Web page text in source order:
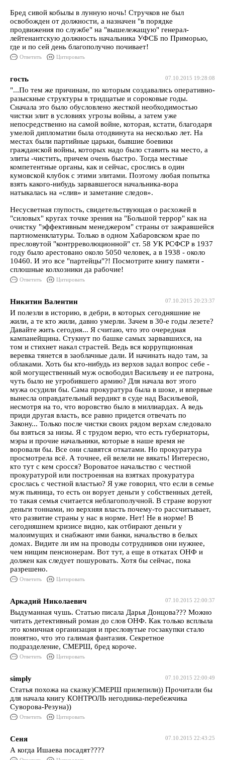
Бред сивой кобылы в лунную ночь! Стручков не был
освобожден от должности, а назначен "в порядке
продвижения по службе" на "вышележащую" генерал-
лейтенантскую должность начальника УФСБ по Приморью,
где и по сей день благополучно почивает!
Ответить Цитировать
07.10.2015 19:28:08
гость
"...По тем же причинам, по которым создавались оперативно-
разыскные структуры в тридцатые и сороковые годы.
Сначала это было обусловлено жесткой необходимостью
чистки элит в условиях угрозы войны, а затем уже
непосредственно на самой войне, которая, кстати, благодаря
умелой дипломатии была отодвинута на несколько лет. На
местах были партийные царьки, бывшие боевики
гражданской войны, которых надо было ставить на место, а
элиты -чистить, причем очень быстро. Тогда местные
компетентные органы, как и сейчас, срослись в один
кумовской клубок с этими элитами. Поэтому любая попытка
взять какого-нибудь зарвавшегося начальника-вора
натыкалась на «слив» и заметание следов».
Несусветная глупость, свидетельствующая о расхожей в
"силовых" кругах точке зрения на "Большой террор" как на
очистку "эффективным менеджером" страны от зажравшейся
партноменклатуры. Только в одном Хабаровском крае по
пресловутой "контрреволюционной" ст. 58 УК РСФСР в 1937
году было арестовано около 5050 человек, а в 1938 - около
10460. И это все "партейцы"?! Посмотрите книгу памяти -
сплошные колхозники да рабочие!
Ответить Цитировать
07.10.2015 20:23:37
Никитин Валентин
И полезли в историю, в дебри, в которых сегодняшние не
жили, а те кто жили, давно умерли. Зачем в 30-е годы лезете?
Давайте жить сегодня... Я считаю, что это очередная
кампанейщина. Стукнут по башке самых зарвавшихся, на
том и стихнет накал страстей. Ведь вся коррупционная
веревка тянется в заоблачные дали. И начинать надо там, за
облаками. Хоть бы кто-нибудь из верхов задал вопрос себе -
кой могущественный муж освободил Васильеву и ее патрона,
чуть было не угробившего армию? Для начала вот этого
мужа осудили бы. Сама прокуратура была в шоке, и впервые
вынесла оправдательный вердикт в суде над Васильевой,
несмотря на то, что воровство было в миллиардах. А ведь
приди другая власть, все равно придется отвечать по
Закону... Только после чистки своих рядом верхам следовало
бы взяться за низы. Я с трудом верю, что есть губернаторы,
мэры и прочие начальники, которые в наше время не
воровали бы. Все они славятся откатами. Но прокуратура
просмотрела всё. А точнее, ей велели не вякать! Интересно,
кто тут с кем сросся? Вороватое начальство с честной
прокуратурой или построенная на взятках прокуратура
срослась с честной властью? Я уже говорил, что если в семье
муж пьяница, то есть он ворует деньги у собственных детей,
то такая семья считается неблагополучной. В стране воруют
деньги тоннами, но верхняя власть почему-то рассчитывает,
что развитие страны у нас в норме. Нет! Не в норме! В
сегодняшнем кризисе видно, как отбирают деньги у
малоимущих и снабжают ими банки, начальство в белых
домах. Видите ли им на проводы сотрудников они нужнее,
чем нищим пенсионерам. Вот тут, а еще в откатах ОНФ и
должен как следует пошуровать. Хотя бы сейчас, пока
разрешено.
Ответить Цитировать
07.10.2015 22:00:37
Аркадий Николаевич
Выдуманная чушь. Статью писала Дарья Донцова??? Можно
читать детективный роман до слов ОНФ. Как только всплыла
это комичная организация и пресловутые госзакупки стало
понятно, что это галимая фантазия. Секретное
подразделение, СМЕРШ, бред короче.
Ответить Цитировать
07.10.2015 22:00:49
simply
Статья похожа на сказку)СМЕРШ прилепили)) Прочитали бы
для начала книгу КОНТРОЛЬ негодника-перебежчика
Суворова-Резуна))
Ответить Цитировать
07.10.2015 22:43:25
Сеня
А когда Ишаева посадят????